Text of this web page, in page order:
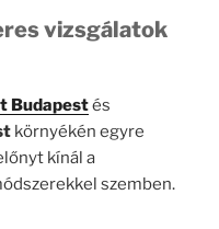
vizsgálatok
Budapestés
környékén egyre
kínál a
szemben.